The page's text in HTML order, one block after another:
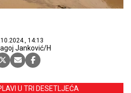
14:13
Janković/H
U TRI DESETLJEĆA